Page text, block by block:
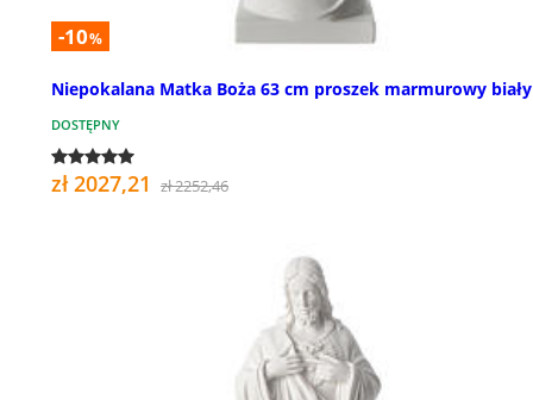
-10%
Niepokalana Matka Boża 63 cm proszek marmurowy biały
DOSTĘPNY
zł 2027,21 zł 2252,46